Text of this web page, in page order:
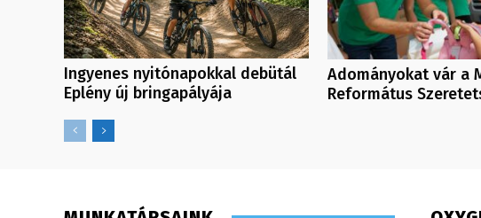
Ingyenes nyitónapokkal debütál
Eplény új bringapályája
Adományokat vár a
Református